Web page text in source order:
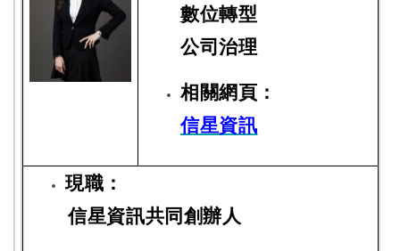
數位轉型
公司治理
相關網頁：
信星資訊
現職：
信星資訊共同創辦人